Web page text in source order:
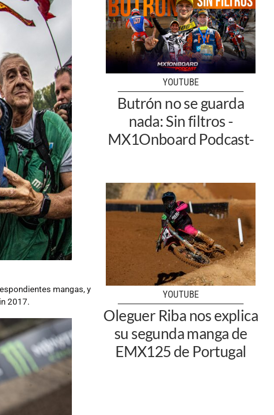
mangas, y
2017.
YOUTUBE
Butrón no se guarda
nada: Sin filtros -
MX1Onboard Podcast-
YOUTUBE
Oleguer Riba nos explica
su segunda manga de
EMX125 de Portugal